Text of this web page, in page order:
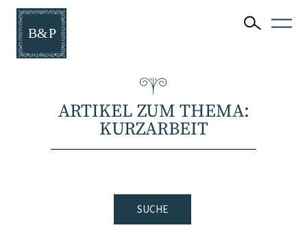
ARTIKEL ZUM THEMA:
KURZARBEIT
SUCHE